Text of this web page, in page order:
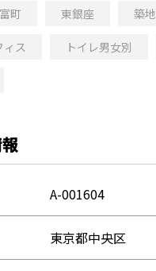
町 東銀座 築地
ィス トイレ男女別
A-001604
東京都中央区